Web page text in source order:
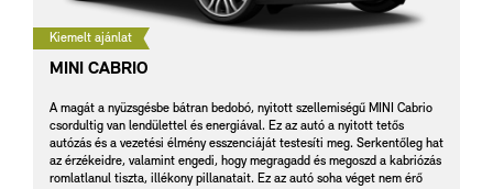
Kiemelt ajánlat
MINI CABRIO
A magát a nyüzsgésbe bátran bedobó, nyitott szellemiségű MINI Cabrio
csordultig van lendülettel és energiával. Ez az autó a nyitott tetős
autózás és a vezetési élmény esszenciáját testesíti meg. Serkentőleg hat
az érzékeidre, valamint engedi, hogy megragadd és megoszd a kabriózás
romlatlanul tiszta, illékony pillanatait. Ez az autó soha véget nem érő